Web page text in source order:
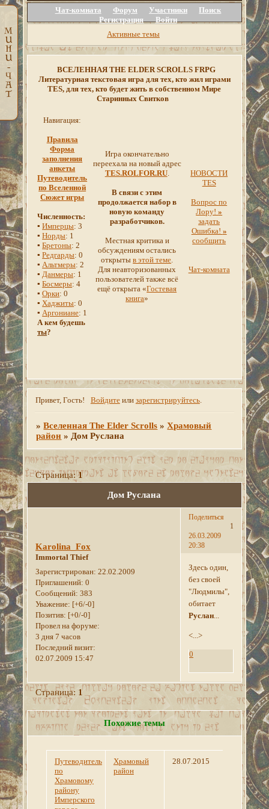
Чат-комната Форум Участники
Поиск
Регистрация
Войти
Активные темы
ВСЕЛЕННАЯ THE ELDER SCROLLS FRPG
Литературная текстовая игра для тех, кто жил играми
TES, для тех, кто будет жить в собственном Мире
Старинных Свитков
Навигация:
Правила
Форма
заполнения
анкеты
Путеводитель
по Вселенной
Сюжет игры
Численность:
▪Имперцы: 3
▪Норды: 1
▪Бретоны: 2
▪Редгарды: 0
▪Альтмеры: 2
▪Данмеры: 1
▪Босмеры: 4
▪Орки: 0
▪Хаджиты: 0
▪Аргониане: 1
А кем будешь
ты?
Игра окончательно
переехала на новый адрес
TES.ROLFOR.RU.
В связи с этим
продолжается набор в
новую команду
разработчиков.
Местная критика и
обсуждениям остались
открытыв этой теме.
Для неавторизованных
пользователей также всё
ещё открыта «Гостевая
книга»
НОВОСТИ
TES
Вопрос по
Лору!»
задать
Ошибка! »
сообщить
Чат-комната
Привет, Гость! Войдитеили зарегистрируйтесь.
»Вселенная The Elder Scrolls »Храмовый
район » Дом Руслана
Дом Руслана
Страница:1
Поделиться
1
26.03.2009
20:38
Karolina_Fox
Immortal Thief
Зарегистрирован: 22.02.2009
Приглашений: 0
Сообщений: 383
Уважение: [+6/-0]
Позитив: [+0/-0]
Провел на форуме:
3 дня 7 часов
Последний визит:
02.07.2009 15:47
Здесь один,
без своей
"Людмилы",
обитает
Руслан
<...>
0
Страница: 1
Похожие темы
Путеводитель
по
Храмовому
району
Имперского
Храмовый
район
28.07.2015